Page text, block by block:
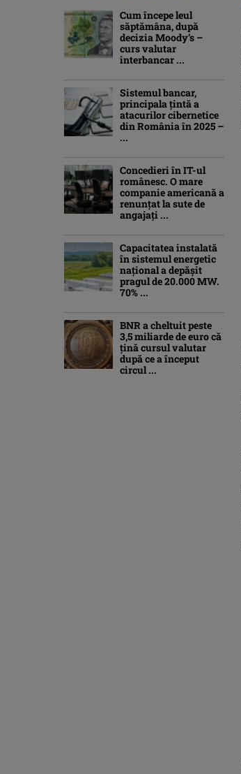
Cum începe leul
săptămâna, după
decizia Moody’s –
curs valutar
interbancar ...
Sistemul bancar,
principala țintă a
atacurilor cibernetice
din România în 2025 –
...
Concedieri în IT-ul
românesc. O mare
companie americană a
renunțat la sute de
angajați ...
Capacitatea instalată
în sistemul energetic
național a depășit
pragul de 20.000 MW.
70% ...
BNR a cheltuit peste
3,5 miliarde de euro că
țină cursul valutar
după ce a început
circul ...